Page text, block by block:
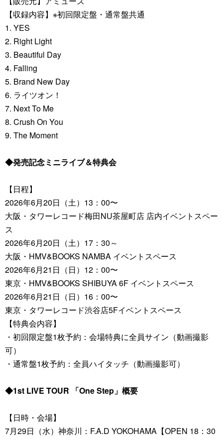
【収録内容】※初回限定盤・通常盤共通
1. YES
2. Right Light
3. Beautiful Day
4. Falling
5. Brand New Day
6. ライツオン！
7. Next To Me
8. Crush On You
9. The Moment
◆発売記念ミニライブ＆特典会
【日程】
2026年6月20日（土）13：00〜
大阪・タワーレコード梅田NU茶屋町店 店内イベントスペー
ス
2026年6月20日（土）17：30～
大阪・HMV&BOOKS NAMBA イベントスペース
2026年6月21日（日）12：00〜
東京・HMV&BOOKS SHIBUYA 6F イベントスペース
2026年6月21日（日）16：00〜
東京・タワーレコード渋谷店5Fイベントスペース
【特典会内容】
・初回限定盤1枚予約：会場特典に全員サイン（動画撮影
可）
・通常盤1枚予約：全員ハイタッチ（動画撮影可）
◆1st LIVE TOUR 「One Step」概要
【日時・会場】
7月29日（水）神奈川：F.A.D YOKOHAMA【OPEN 18：30